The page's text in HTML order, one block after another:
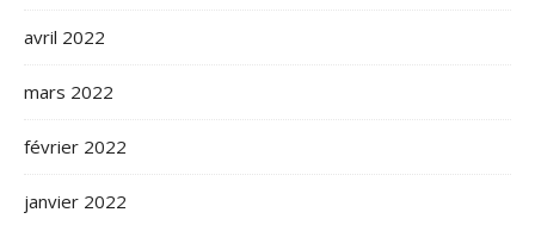
avril 2022
mars 2022
février 2022
janvier 2022